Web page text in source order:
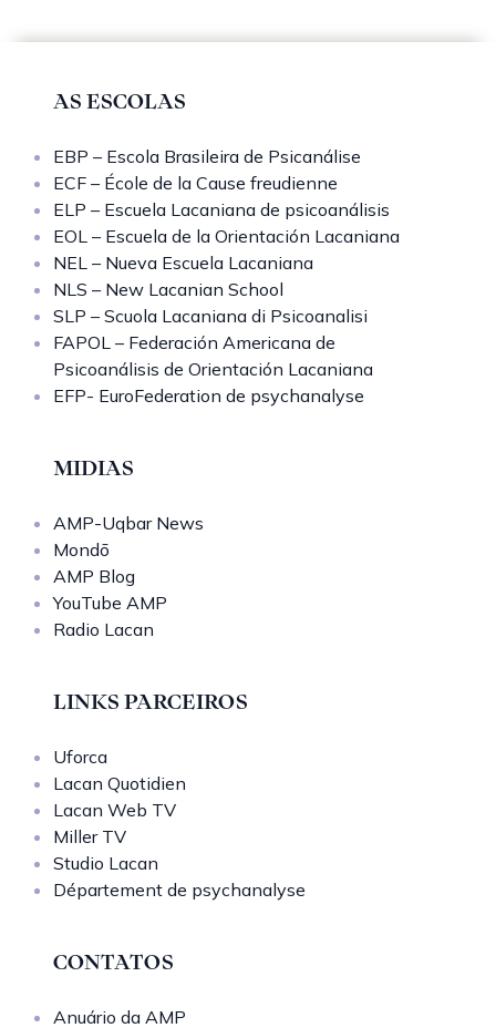
AS ESCOLAS
EBP – Escola Brasileira de Psicanálise
ECF – École de la Cause freudienne
ELP – Escuela Lacaniana de psicoanálisis
EOL – Escuela de la Orientación Lacaniana
NEL – Nueva Escuela Lacaniana
NLS – New Lacanian School
SLP – Scuola Lacaniana di Psicoanalisi
FAPOL – Federación Americana de
Psicoanálisis de Orientación Lacaniana
EFP- EuroFederation de psychanalyse
MIDIAS
AMP-Uqbar News
Mondō
AMP Blog
YouTube AMP
Radio Lacan
LINKS PARCEIROS
Uforca
Lacan Quotidien
Lacan Web TV
Miller TV
Studio Lacan
Département de psychanalyse
CONTATOS
Anuário da AMP